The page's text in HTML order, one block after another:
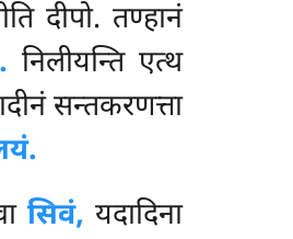
दीपो. तण्हानं
निलीयन्ति एत्थ
सन्तकरणत्ता
सिवं, यदादिना